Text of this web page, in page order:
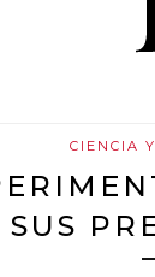
CIENCIA
SUS